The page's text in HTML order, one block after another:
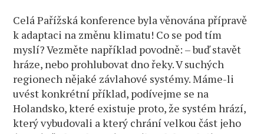
Celá Pařížská konference byla věnována přípravě
k adaptaci na změnu klimatu! Co se pod tím
myslí? Vezměte například povodně: – buď stavět
hráze, nebo prohlubovat dno řeky. V suchých
regionech nějaké závlahové systémy. Máme-li
uvést konkrétní příklad, podívejme se na
Holandsko, které existuje proto, že systém hrází,
který vybudovali a který chrání velkou část jeho